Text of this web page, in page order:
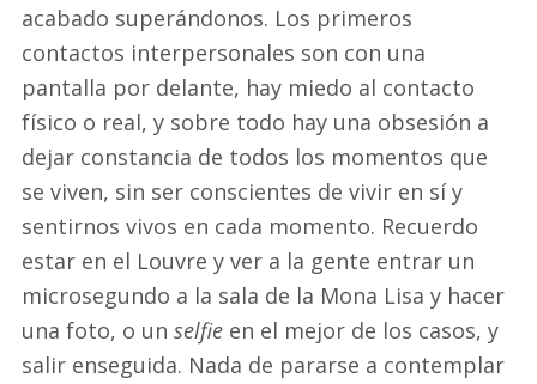
acabado superándonos. Los primeros
contactos interpersonales son con una
pantalla por delante, hay miedo al contacto
físico o real, y sobre todo hay una obsesión a
dejar constancia de todos los momentos que
se viven, sin ser conscientes de vivir en sí y
sentirnos vivos en cada momento. Recuerdo
estar en el Louvre y ver a la gente entrar un
microsegundo a la sala de la Mona Lisa y hacer
una foto, o un selfie en el mejor de los casos, y
salir enseguida. Nada de pararse a contemplar